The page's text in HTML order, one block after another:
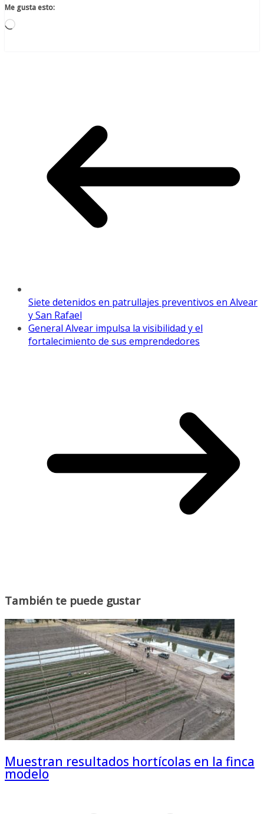
Me gusta esto:
Cargando...
Siete detenidos en patrullajes preventivos en Alvear
y San Rafael
General Alvear impulsa la visibilidad y el
fortalecimiento de sus emprendedores
También te puede gustar
Muestran resultados hortícolas en la finca
modelo